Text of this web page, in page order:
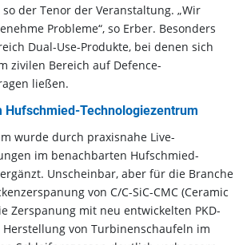
der Tenor der Veranstaltung. „Wir
Probleme“, so Erber. Besonders
Dual-Use-Produkte, bei denen sich
zivilen Bereich auf Defence-
ließen.
Hufschmied-Technologiezentrum
wurde durch praxisnahe Live-
im benachbarten Hufschmied-
Unscheinbar, aber für die Branche
von C/C-SiC-CMC (Ceramic
Zerspanung mit neu entwickelten PKD-
von Turbinenschaufeln im